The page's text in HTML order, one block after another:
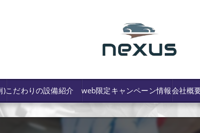
)こだわりの設備紹介 web限定キャンペーン情報会社概